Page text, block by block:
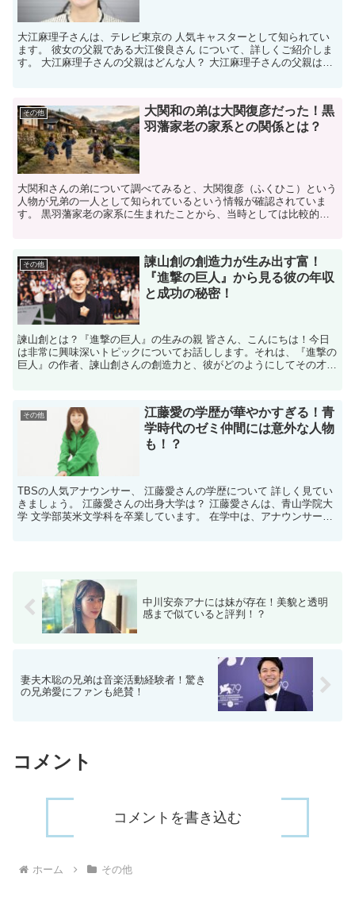
大江麻理子さんは、テレビ東京の 人気キャスターとして知られてい
ます。 彼女の父親である大江俊良さん について、詳しくご紹介しま
す。 大江麻理子さんの父親はどんな人？ 大江麻理子さんの父親は、
その他
大関和の弟は大関復彦だった！黒
羽藩家老の家系との関係とは？
大関和さんの弟について調べてみると、大関復彦（ふくひこ）という
人物が兄弟の一人として知られているという情報が確認されていま
す。 黒羽藩家老の家系に生まれたことから、当時としては比較的し
その他
諫山創の創造力が生み出す富！
『進撃の巨人』から見る彼の年収
と成功の秘密！
諫山創とは？『進撃の巨人』の生みの親 皆さん、こんにちは！今日
は非常に興味深いトピックについてお話しします。それは、『進撃の
巨人』の作者、諫山創さんの創造力と、彼がどのようにしてその才能
その他
江藤愛の学歴が華やかすぎる！青
学時代のゼミ仲間には意外な人物
も！？
TBSの人気アナウンサー、 江藤愛さんの学歴について 詳しく見てい
きましょう。 江藤愛さんの出身大学は？ 江藤愛さんは、青山学院大
学 文学部英米文学科を卒業しています。 在学中は、アナウンサーを
中川安奈アナには妹が存在！美貌と透明
感まで似ていると評判！？
妻夫木聡の兄弟は音楽活動経験者！驚き
の兄弟愛にファンも絶賛！
コメント
コメントを書き込む
ホーム その他